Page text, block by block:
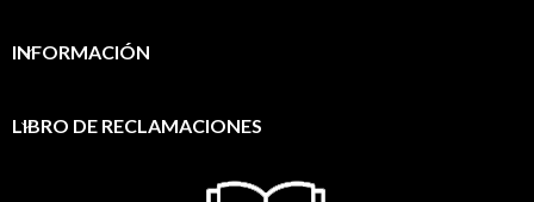
INFORMACIÓN
LIBRO DE RECLAMACIONES